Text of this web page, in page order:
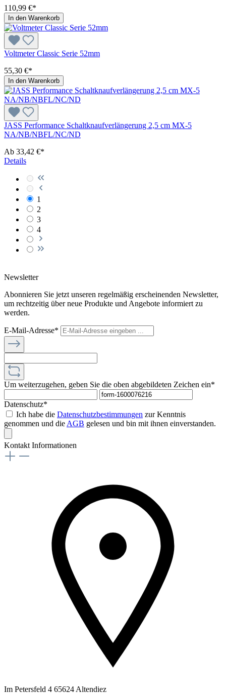
110,99 €*
In den Warenkorb
Voltmeter Classic Serie 52mm
55,30 €*
In den Warenkorb
JASS Performance Schaltknaufverlängerung 2,5 cm MX-5
NA/NB/NBFL/NC/ND
Ab 33,42 €*
Details
1
2
3
4
Newsletter
Abonnieren Sie jetzt unseren regelmäßig erscheinenden Newsletter,
um rechtzeitig über neue Produkte und Angebote informiert zu
werden.
E-Mail-Adresse*
Um weiterzugehen, geben Sie die oben abgebildeten Zeichen ein*
Datenschutz*
Ich habe die Datenschutzbestimmungen zur Kenntnis
genommen und die AGB gelesen und bin mit ihnen einverstanden.
Kontakt Informationen
Im Petersfeld 4 65624 Altendiez